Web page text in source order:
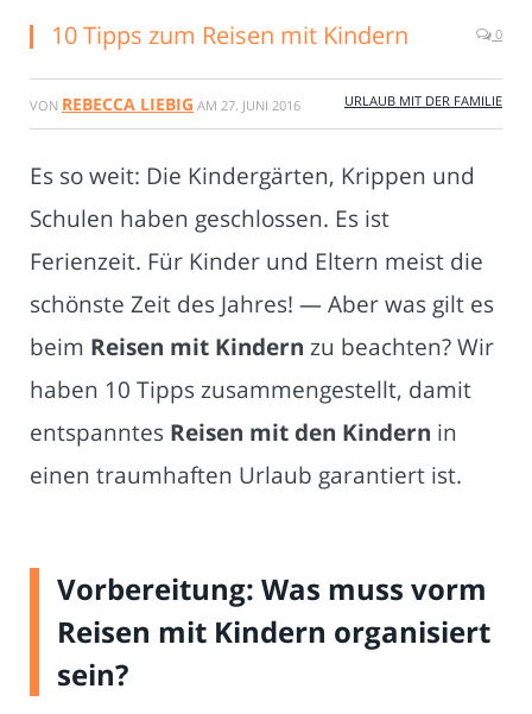
10 Tipps zum Reisen mit Kindern 0
VON REBECCA LIEBIG AM 27. JUNI 2016 URLAUB MIT DER FAMILIE
Es so weit: Die Kindergärten, Krippen und
Schulen haben geschlossen. Es ist
Ferienzeit. Für Kinder und Eltern meist die
schönste Zeit des Jahres! — Aber was gilt es
beim Reisen mit Kindern zu beachten? Wir
haben 10 Tipps zusammengestellt, damit
entspanntes Reisen mit den Kindern in
einen traumhaften Urlaub garantiert ist.
Vorbereitung: Was muss vorm
Reisen mit Kindern organisiert
sein?